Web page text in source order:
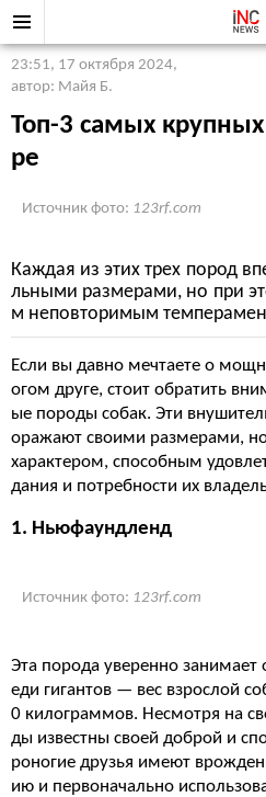
23:51, 17 октября 2024,
автор: Майя Б.
Топ-3 самых
ре
Источник фото: 123rf.com
Каждая из этих трех пород
льными размерами, но при
м неповторимым
Если вы давно мечтаете о
огом друге, стоит обратить
ые породы собак. Эти
оражают своими размерами,
характером, способным
дания и потребности их
1. Ньюфаундленд
Источник фото: 123rf.com
Эта порода уверенно занимает
еди гигантов — вес взрослой
0 килограммов. Несмотря на
ды известны своей доброй и
роногие друзья имеют
ию и первоначально